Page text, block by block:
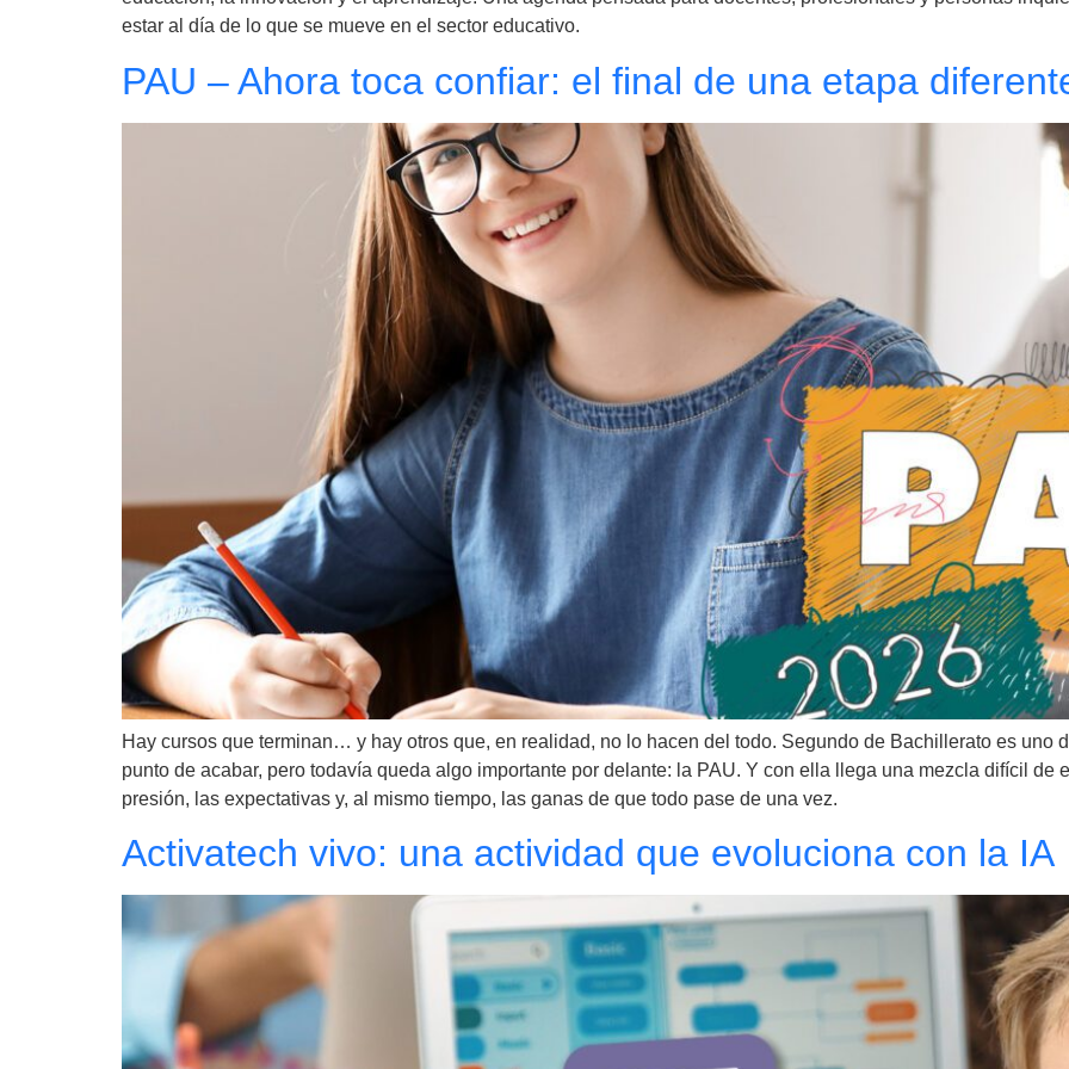
estar al día de lo que se mueve en el sector educativo.
PAU – Ahora toca confiar: el final de una etapa
Hay cursos que terminan… y hay otros que, en realidad, no lo hacen del todo. Segundo de Bachillerato es uno
punto de acabar, pero todavía queda algo importante por delante: la PAU. Y con ella llega una mezcla difícil de
presión, las expectativas y, al mismo tiempo, las ganas de que todo pase de una vez.
Activatech vivo: una actividad que evoluciona con la IA